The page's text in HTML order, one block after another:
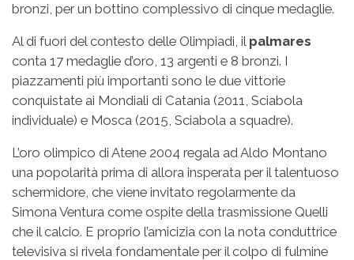
bronzi, per un bottino complessivo di cinque medaglie.
Al di fuori del contesto delle Olimpiadi, il palmares
conta 17 medaglie d’oro, 13 argenti e 8 bronzi. I
piazzamenti più importanti sono le due vittorie
conquistate ai Mondiali di Catania (2011, Sciabola
individuale) e Mosca (2015, Sciabola a squadre).
L’oro olimpico di Atene 2004 regala ad Aldo Montano
una popolarità prima di allora insperata per il talentuoso
schermidore, che viene invitato regolarmente da
Simona Ventura come ospite della trasmissione Quelli
che il calcio. E proprio l’amicizia con la nota conduttrice
televisiva si rivela fondamentale per il colpo di fulmine